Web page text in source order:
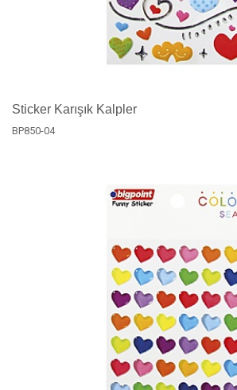
Sticker Karışık Kalpler
BP850-04